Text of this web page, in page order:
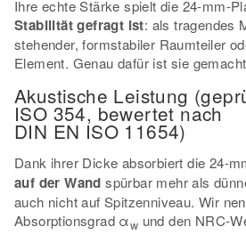
Ihre echte Stärke spielt die 24-mm-
Stabilität gefragt ist: als tragendes
stehender, formstabiler Raumteiler
Element. Genau dafür ist sie
Akustische Leistung
ISO 354, bewertet nach
DIN EN ISO 11654)
Dank ihrer Dicke absorbiert die 24-
auf der Wand spürbar mehr als
auch nicht auf Spitzenniveau. Wir
Absorptionsgrad αw und den NRC-